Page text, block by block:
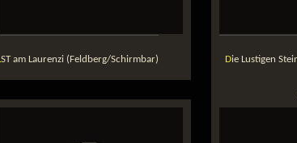
LST am Laurenzi (Feldberg/Schirmbar) Die Lustigen Steinbach-Taler in Waldhaus